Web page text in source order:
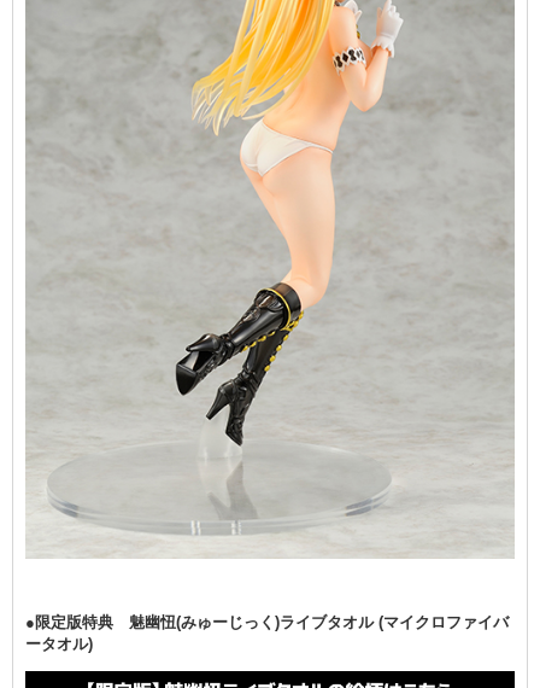
●限定版特典 魅幽忸(みゅーじっく)ライブタオル (マイクロファイバ
ータオル)